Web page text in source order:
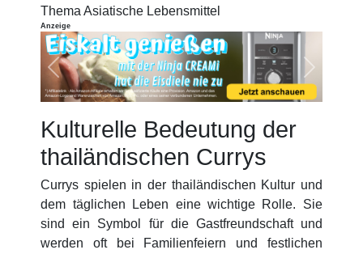
Thema Asiatische Lebensmittel
Anzeige
Previous Next
Kulturelle Bedeutung der
thailändischen Currys
Currys spielen in der thailändischen Kultur und
dem täglichen Leben eine wichtige Rolle. Sie
sind ein Symbol für die Gastfreundschaft und
werden oft bei Familienfeiern und festlichen